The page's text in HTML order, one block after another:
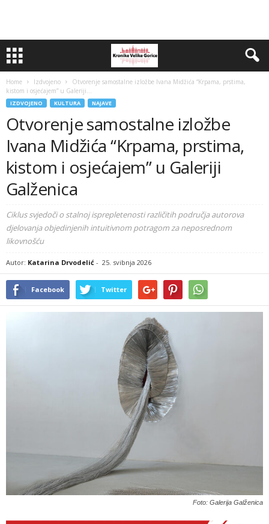
Home Izdvojeno
Otvorenje samostalne izložbe Ivana Midžića “Krpama, prstima,
kistom i osjećajem” u Galeriji...
IZDVOJENO KULTURA NAJAVE
Otvorenje samostalne izložbe
Ivana Midžića “Krpama, prstima,
kistom i osjećajem” u Galeriji
Galženica
Ciklus svjedoči o stalnoj isprepletenosti različitih područja autorova
djelovanja objedinjenih intuitivnom potragom za neposrednom
likovnošću
Autor: Katarina Drvodelić - 25. svibnja 2026
Facebook Twitter
Foto: Galerija Galženica